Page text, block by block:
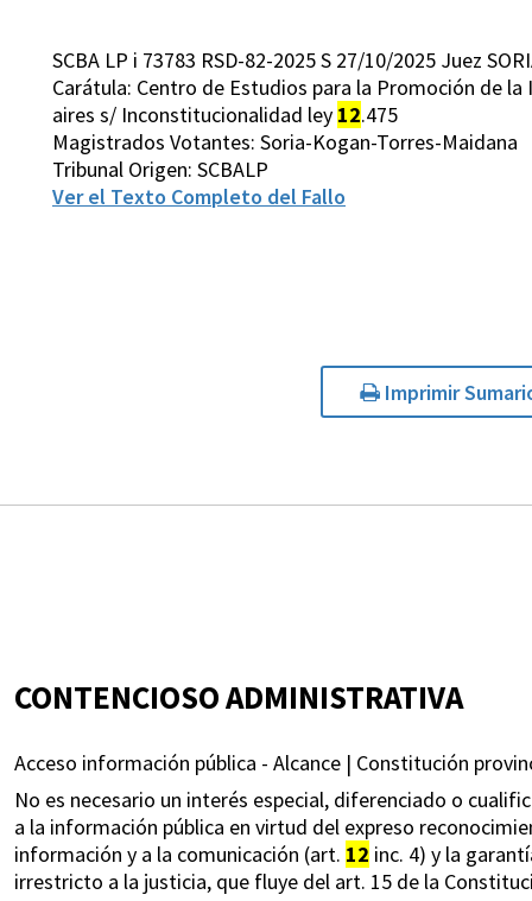
SCBA LP i 73783 RSD-82-2025 S 27/10/2025 Juez
Carátula: Centro de Estudios para la Promoción de
aires s/ Inconstitucionalidad ley 12.475
Magistrados Votantes: Soria-Kogan-Torres-Maidana
Tribunal Origen: SCBALP
Ver el Texto Completo del Fallo
Imprimir
CONTENCIOSO ADMINISTRATIVA
Acceso información pública - Alcance | Constitución
No es necesario un interés especial, diferenciado o
a la información pública en virtud del expreso
información y a la comunicación (art. 12 inc. 4) y la
irrestricto a la justicia, que fluye del art. 15 de la